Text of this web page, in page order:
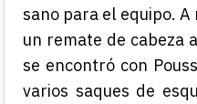
sano para el equipo.
un remate de cabeza
se encontró con
varios saques de